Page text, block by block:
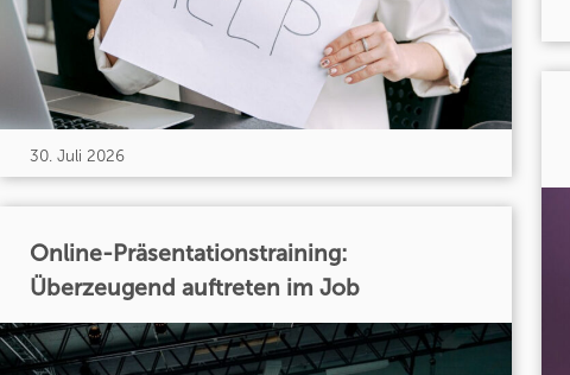
30. Juli 2026
Online-Präsentationstraining:
Überzeugend auftreten im Job